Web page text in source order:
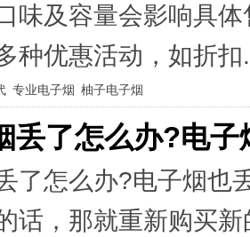
味及容量会影响具
种优惠活动，如折
专业电子烟 柚子电子烟
丢了怎么办?电子
了怎么办?电子烟也
话，那就重新购买